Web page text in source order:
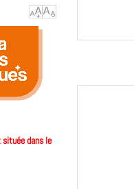
située dans le